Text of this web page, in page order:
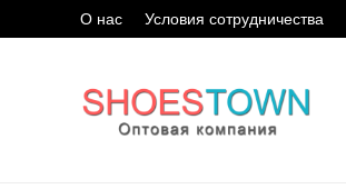
О нас Условия сотрудничества